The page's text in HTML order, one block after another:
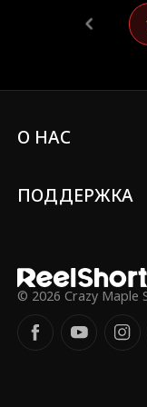
О НАС
ПОДДЕРЖКА
© 2026 Crazy Maple